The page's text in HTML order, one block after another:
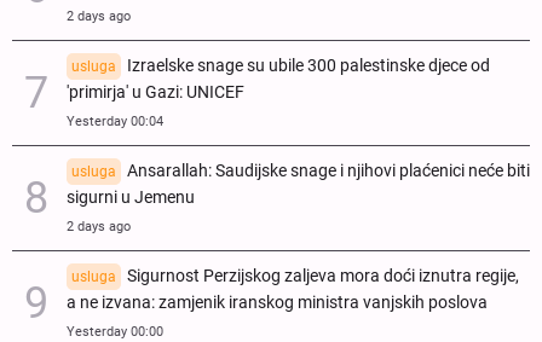
2 days ago
usluga
Izraelske snage su ubile 300 palestinske djece od
'primirja' u Gazi: UNICEF
Yesterday 00:04
usluga
Ansarallah: Saudijske snage i njihovi plaćenici neće biti
sigurni u Jemenu
2 days ago
usluga
Sigurnost Perzijskog zaljeva mora doći iznutra regije,
a ne izvana: zamjenik iranskog ministra vanjskih poslova
Yesterday 00:00